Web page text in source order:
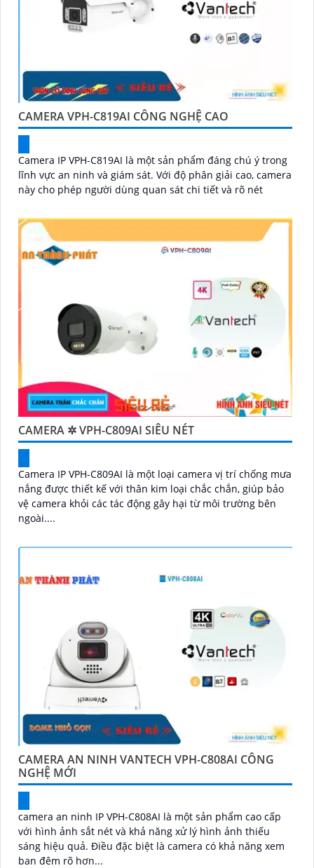
CAMERA VPH-C819AI CÔNG NGHỆ CAO
Camera IP VPH-C819AI là một sản phẩm đáng chú ý trong
lĩnh vực an ninh và giám sát. Với độ phân giải cao, camera
này cho phép người dùng quan sát chi tiết và rõ nét
CAMERA ✲ VPH-C809AI SIÊU NÉT
Camera IP VPH-C809AI là một loại camera vị trí chống mưa
nắng được thiết kế với thân kim loại chắc chắn, giúp bảo
vệ camera khỏi các tác động gây hại từ môi trường bên
ngoài....
CAMERA AN NINH VANTECH VPH-C808AI CÔNG
NGHỆ MỚI
camera an ninh IP VPH-C808AI là một sản phẩm cao cấp
với hình ảnh sắt nét và khả năng xử lý hình ảnh thiếu
sáng hiệu quả. Điều đặc biệt là camera có khả năng xem
ban đêm rõ hơn...